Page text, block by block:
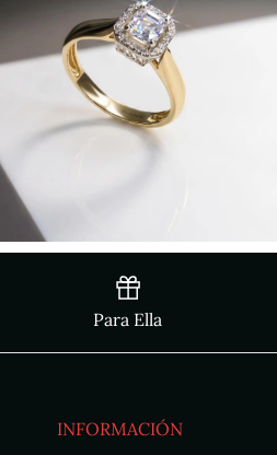
Para Ella
INFORMACIÓN